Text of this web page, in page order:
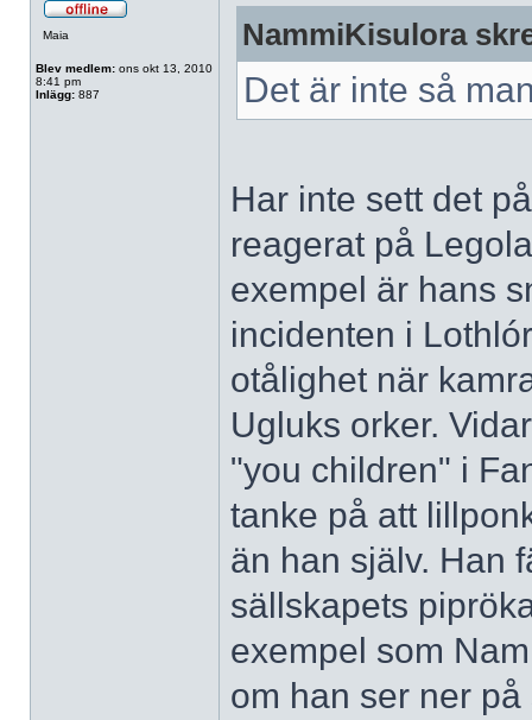
Maia
Blev medlem: ons okt 13, 2010
8:41 pm
Inlägg: 887
NammiKisulora
Det är inte så
Har inte sett det
reagerat på
exempel är hans
incidenten i
otålighet när
Ugluks orker.
"you children" i
tanke på att
än han själv. Han
sällskapets
exempel som
om han ser ner